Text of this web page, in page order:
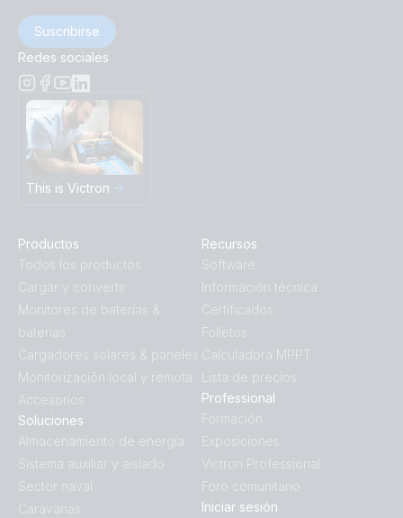
Suscribirse
Redes sociales
This is Victron
Productos
Todos los productos
Cargar y convertir
Monitores de baterías &
baterías
Cargadores solares & paneles
Monitorización local y remota
Accesorios
Soluciones
Almacenamiento de energía
Sistema auxiliar y aislado
Sector naval
Caravanas
Recursos
Software
Información técnica
Certificados
Folletos
Calculadora MPPT
Lista de precios
Professional
Formación
Exposiciones
Victron Professional
Foro comunitario
Iniciar sesión